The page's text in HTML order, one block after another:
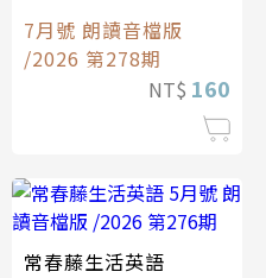
7月號 朗讀音檔版
/2026 第278期
NT$ 160
常春藤生活英語